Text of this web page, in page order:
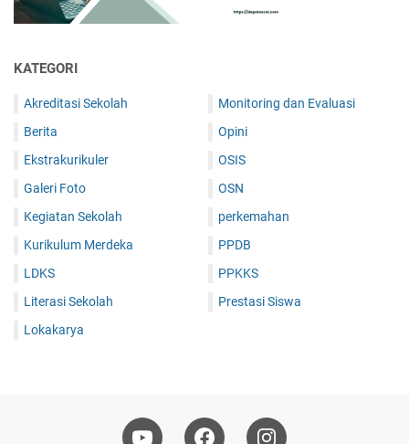
KATEGORI
Akreditasi Sekolah
Berita
Ekstrakurikuler
Galeri Foto
Kegiatan Sekolah
Kurikulum Merdeka
LDKS
Literasi Sekolah
Lokakarya
Monitoring dan Evaluasi
Opini
OSIS
OSN
perkemahan
PPDB
PPKKS
Prestasi Siswa